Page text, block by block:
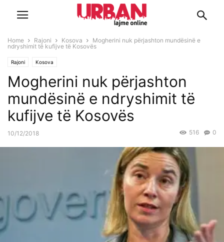
Home Rajoni Kosova
Mogherini nuk përjashton mundësinë e
ndryshimit të kufijve të Kosovës
Rajoni Kosova
Mogherini nuk përjashton
mundësinë e ndryshimit të
kufijve të Kosovës
10/12/2018 0
516